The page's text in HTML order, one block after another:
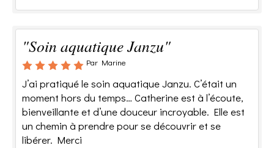
"Soin aquatique Janzu"
Par Marine
J’ai pratiqué le soin aquatique Janzu. C’était un
moment hors du temps… Catherine est à l’écoute,
bienveillante et d’une douceur incroyable. Elle est
un chemin à prendre pour se découvrir et se
libérer. Merci